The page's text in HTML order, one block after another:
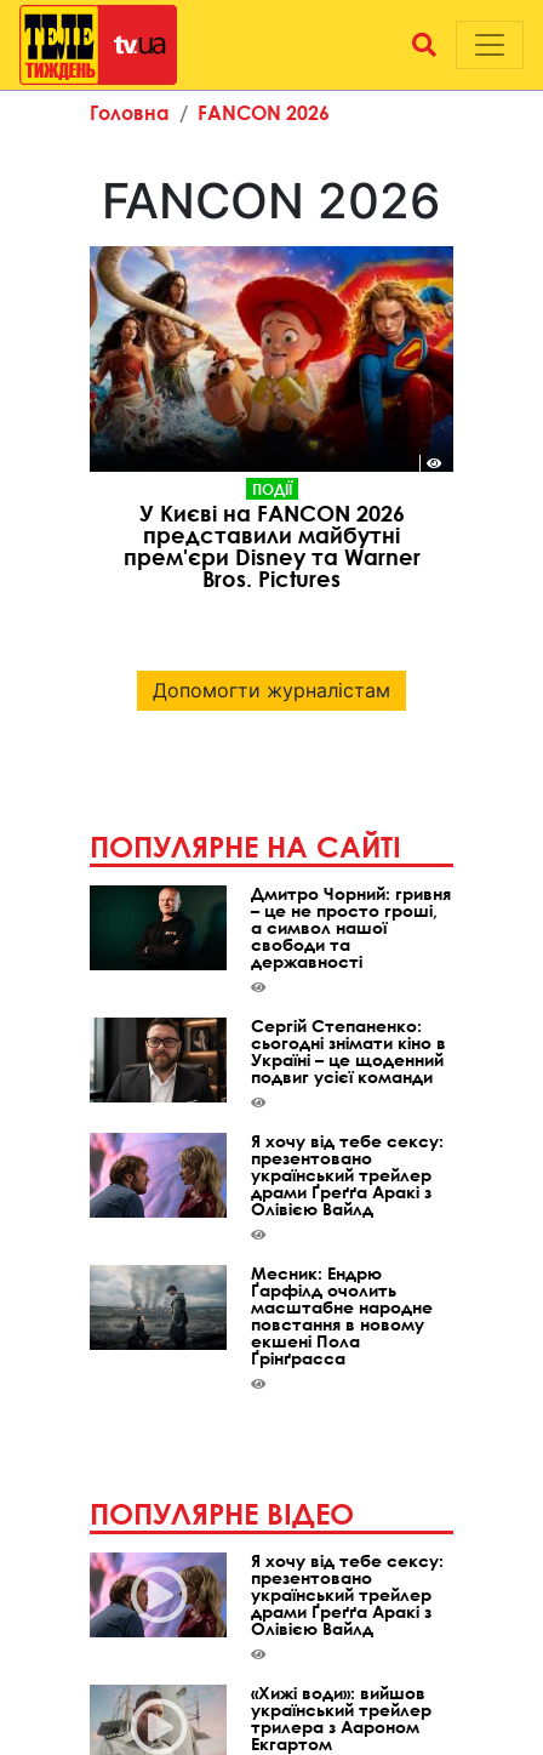
Головна FANCON 2026
FANCON 2026
ПОДІЇ
У Києві на FANCON 2026
представили майбутні
прем'єри Disney та Warner
Bros. Pictures
Допомогти журналістам
ПОПУЛЯРНЕ НА САЙТІ
Дмитро Чорний: гривня
– це не просто гроші,
а символ нашої
свободи та
державності
Сергій Степаненко:
сьогодні знімати кіно в
Україні – це щоденний
подвиг усієї команди
Я хочу від тебе сексу:
презентовано
український трейлер
драми Ґреґґа Аракі з
Олівією Вайлд
Месник: Ендрю
Ґарфілд очолить
масштабне народне
повстання в новому
екшені Пола
Ґрінґрасса
ПОПУЛЯРНЕ ВІДЕО
Я хочу від тебе сексу:
презентовано
український трейлер
драми Ґреґґа Аракі з
Олівією Вайлд
«Хижі води»: вийшов
український трейлер
трилера з Аароном
Екгартом